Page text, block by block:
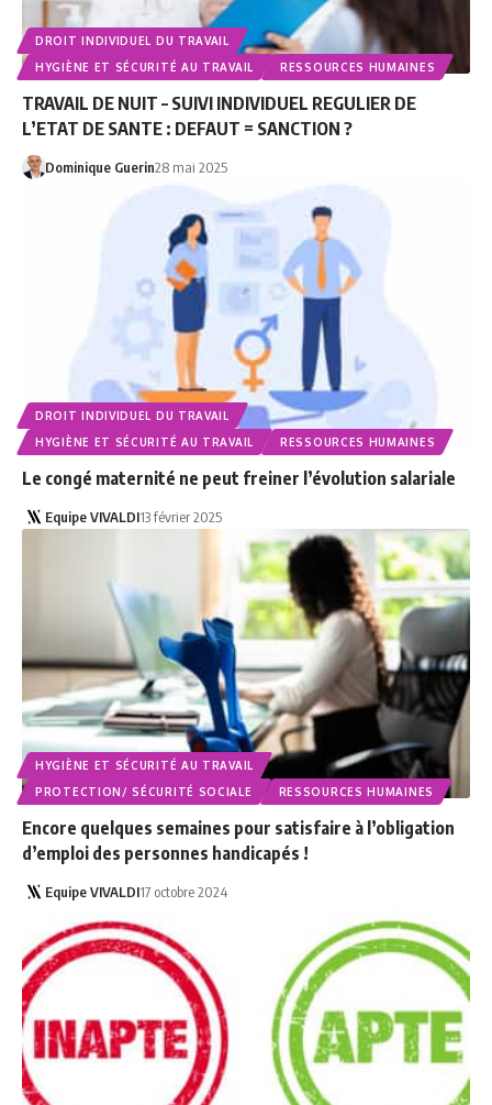
DROIT INDIVIDUEL DU TRAVAIL
HYGIÈNE ET SÉCURITÉ AU TRAVAIL
RESSOURCES HUMAINES
TRAVAIL DE NUIT – SUIVI INDIVIDUEL REGULIER DE
L’ETAT DE SANTE : DEFAUT = SANCTION ?
Dominique Guerin28 mai 2025
DROIT INDIVIDUEL DU TRAVAIL
HYGIÈNE ET SÉCURITÉ AU TRAVAIL
RESSOURCES HUMAINES
Le congé maternité ne peut freiner l’évolution salariale
Equipe VIVALDI13 février 2025
HYGIÈNE ET SÉCURITÉ AU TRAVAIL
PROTECTION/ SÉCURITÉ SOCIALE
RESSOURCES HUMAINES
Encore quelques semaines pour satisfaire à l’obligation
d’emploi des personnes handicapés !
Equipe VIVALDI17 octobre 2024